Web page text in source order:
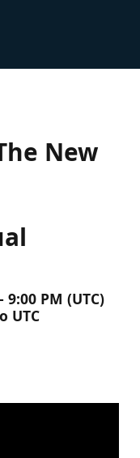
New
PM (UTC)
UTC